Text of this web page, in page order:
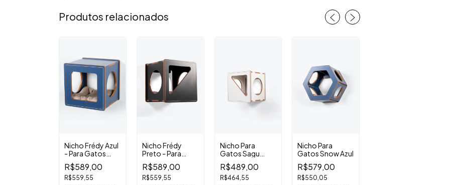
Produtos relacionados
Nicho Frédy Azul
- Para Gatos
Grandes
R$589,00
R$559,55
Nicho Frédy
Preto - Para
Gatos Grandes
R$589,00
R$559,55
Nicho Para
Gatos Sagu
Branco
R$489,00
R$464,55
Nicho Para
Gatos Snow Azul
R$579,00
R$550,05